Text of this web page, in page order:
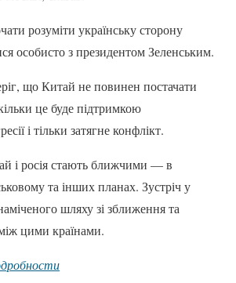
розуміти українську сторону
особисто з президентом Зеленським.
що Китай не повинен постачати
це буде підтримкою
і тільки затягне конфлікт.
і росія стають ближчими — в
та інших планах. Зустріч у
шляху зі зближення та
цими країнами.